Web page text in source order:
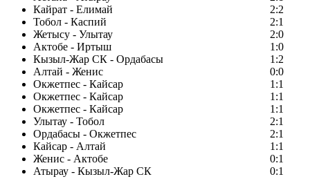
Кайрат - Елимай
2:2
Тобол - Каспий
2:1
Жетысу - Улытау
2:0
Актобе - Иртыш
1:0
Кызыл-Жар СК - Ордабасы
1:2
Алтай - Женис
0:0
Окжетпес - Кайсар
1:1
Окжетпес - Кайсар
1:1
Окжетпес - Кайсар
1:1
Улытау - Тобол
2:1
Ордабасы - Окжетпес
2:1
Кайсар - Алтай
1:1
Женис - Актобе
0:1
Атырау - Кызыл-Жар СК
0:1